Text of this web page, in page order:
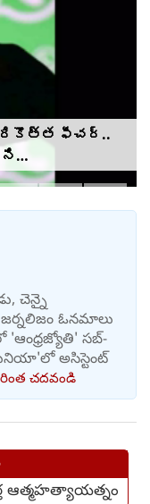
ఫీచర్..
చెన్నై
ఓనమాలు
సబ్-
అసిస్టెంట్
చదవండి
ఆత్మహత్యాయత్నం